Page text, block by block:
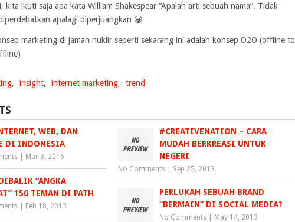
kita ikuti saja apa kata William Shakespear “Apalah arti sebuah nama”. Tidak
apalagi diperjuangkan 😀
marketing di jaman nuklir seperti sekarang ini adalah konsep O2O (offline to
, insight, internet marketing, trend
WEB, DAN
DI INDONESIA
Mar 3, 2016
#CREATIVENATION – CARA
MUDAH BERKREASI UNTUK
NEGERI
No Comments Sep 25, 2013
“ANGKA
150 TEMAN DI PATH
Feb 18, 2013
PERLUKAH SEBUAH BRAND
“BERMAIN” DI SOCIAL MEDIA?
No Comments May 14, 2013